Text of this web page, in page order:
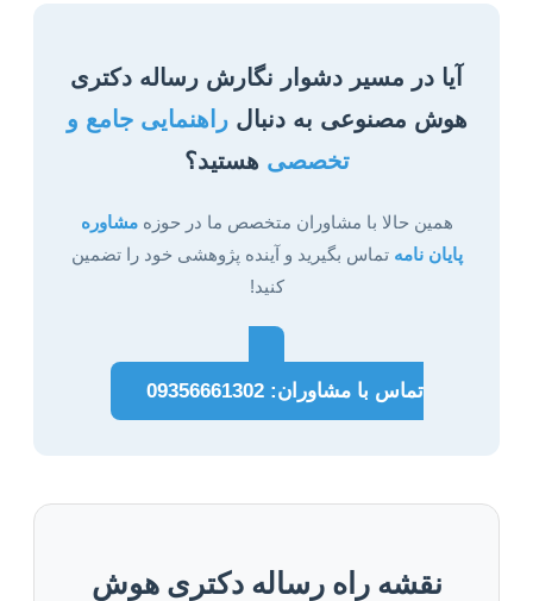
آیا در مسیر دشوار نگارش رساله دکتری
هوش مصنوعی به دنبالراهنمایی جامع و
تخصصیهستید؟
همین حالا با مشاوران متخصص ما در حوزه مشاوره
پایان نامهتماس بگیرید و آینده پژوهشی خود را تضمین
تماس با مشاوران: 09356661302
نقشه راه رساله دکتری هوش